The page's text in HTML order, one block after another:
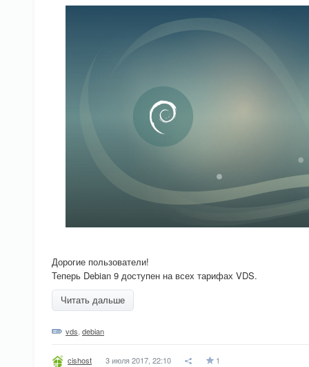
Дорогие пользователи!
Теперь Debian 9 доступен на всех тарифах VDS.
Читать дальше
vds debian
cishost 3 июля 2017, 22:10 1